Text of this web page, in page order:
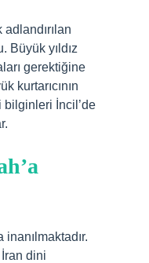
Büyük yıldız
gerektiğine
kurtarıcının
bilginleri İncil’de
inanılmaktadır.
İran dini